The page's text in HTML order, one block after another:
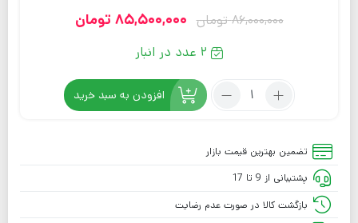
86,000,000 تومان 85,500,000 تومان
2 عدد در انبار
افزودن به سبد خرید
تضمین بهترین قیمت بازار
پشتیبانی از 9 تا 17
بازگشت کالا در صورت عدم رضایت